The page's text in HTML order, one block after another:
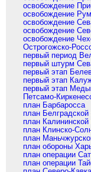
освобождение
освобождение
освобождение
освобождение
освобождение
Острогожско-
первый период
первый штурм
первый этап
первый этап
первый этап
Петсамо-
план Барбаросса
план Белградской
план Калининской
план Клинско-
план
план обороны
план операции
план операции